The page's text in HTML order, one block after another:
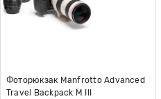
Фоторюкзак Manfrotto Advanced
Travel Backpack M III